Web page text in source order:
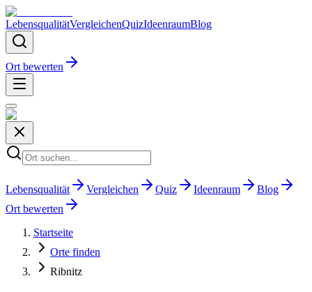
LebensqualitätVergleichenQuizIdeenraumBlog
Ort bewerten
Lebensqualität Vergleichen Quiz Ideenraum
Blog
Ort bewerten
Startseite
Orte finden
Ribnitz